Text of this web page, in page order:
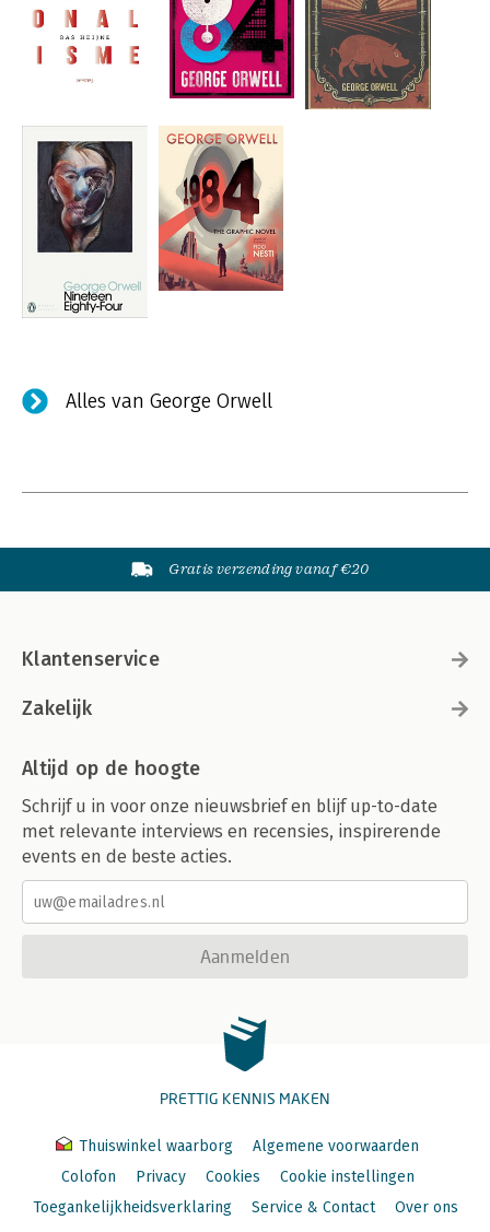
Alles van George Orwell
Gratis verzending vanaf €20
Klantenservice
Zakelijk
Altijd op de hoogte
Schrijf u in voor onze nieuwsbrief en blijf up-to-date
met relevante interviews en recensies, inspirerende
events en de beste acties.
Aanmelden
PRETTIG KENNIS MAKEN
Thuiswinkel waarborg
Algemene voorwaarden
Colofon
Privacy Cookies
Cookie instellingen
Toegankelijkheidsverklaring
Service & Contact Over ons